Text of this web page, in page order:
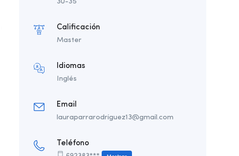
30-35
Calificación
Master
Idiomas
Inglés
Email
lauraparrarodriguez13@gmail.com
Teléfono